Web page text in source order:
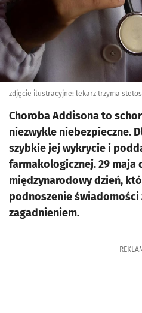
zdjęcie ilustracyjne: lekarz trzyma
Choroba Addisona to
niezwykle niebezpieczne.
szybkie jej wykrycie i
farmakologicznej. 29 maja
międzynarodowy dzień,
podnoszenie świadomości
zagadnieniem.